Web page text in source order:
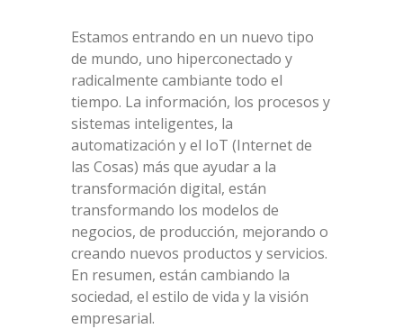
Estamos entrando en un nuevo tipo
de mundo, uno hiperconectado y
radicalmente cambiante todo el
tiempo. La información, los procesos y
sistemas inteligentes, la
automatización y el IoT (Internet de
las Cosas) más que ayudar a la
transformación digital, están
transformando los modelos de
negocios, de producción, mejorando o
creando nuevos productos y servicios.
En resumen, están cambiando la
sociedad, el estilo de vida y la visión
empresarial.